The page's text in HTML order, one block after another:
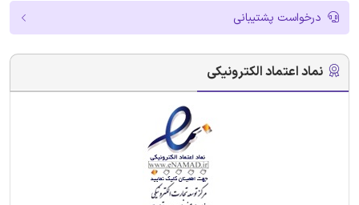
درخواست پشتیبانی
نماد اعتماد الکترونیکی